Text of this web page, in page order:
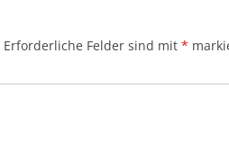
Erforderliche Felder sind mit *